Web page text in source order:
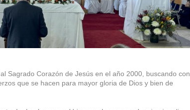
Sagrado Corazón de Jesús en el año 2000, buscando con
que se hacen para mayor gloria de Dios y bien de